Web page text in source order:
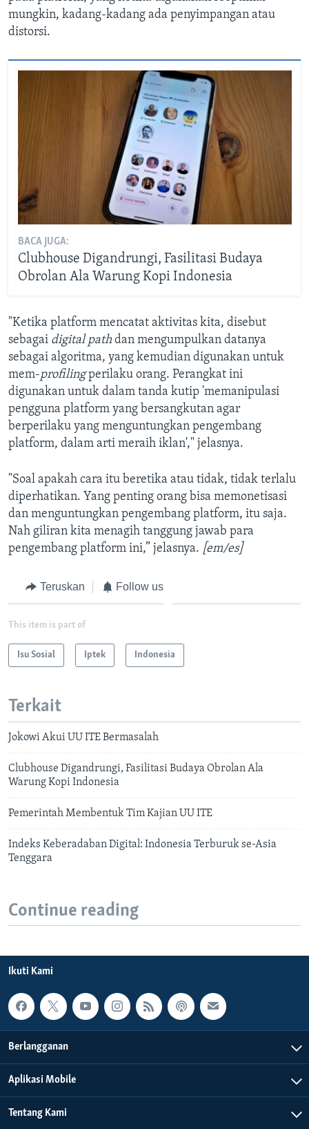
mungkin, kadang-kadang ada penyimpangan atau
distorsi.
BACA JUGA:
Clubhouse Digandrungi, Fasilitasi Budaya
Obrolan Ala Warung Kopi Indonesia
"Ketika platform mencatat aktivitas kita, disebut
sebagai digital path dan mengumpulkan datanya
sebagai algoritma, yang kemudian digunakan untuk
mem-profilingperilaku orang. Perangkat ini
digunakan untuk dalam tanda kutip 'memanipulasi
pengguna platform yang bersangkutan agar
berperilaku yang menguntungkan pengembang
platform, dalam arti meraih iklan'," jelasnya.
"Soal apakah cara itu beretika atau tidak, tidak terlalu
diperhatikan. Yang penting orang bisa memonetisasi
dan menguntungkan pengembang platform, itu saja.
Nah giliran kita menagih tanggung jawab para
pengembang platform ini,” jelasnya. [em/es]
Teruskan Follow us
This item is part of
Isu Sosial Iptek Indonesia
Terkait
Jokowi Akui UU ITE Bermasalah
Clubhouse Digandrungi, Fasilitasi Budaya Obrolan Ala
Warung Kopi Indonesia
Pemerintah Membentuk Tim Kajian UU ITE
Indeks Keberadaban Digital: Indonesia Terburuk se-Asia
Tenggara
Continue reading
Ikuti Kami
Berlangganan
Aplikasi Mobile
Tentang Kami